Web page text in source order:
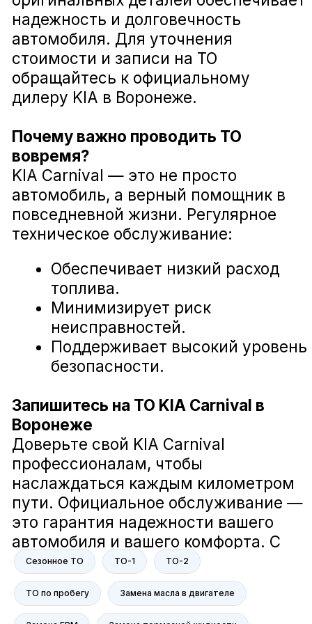
Замена свечей зажигания KIA Carnival
Диагностика ходовой части KIA Carnival
Сезонное ТО ТО-1 ТО-2
ТО по пробегу Замена масла в двигателе
и корректно.
Руководитель отдела сервиса компании
А-Драйв
Загорский Дмитрий
В компании А-Драйв мы заботимся
о вашем комфорте и безопасности
на дороге. Наша команда делает
всё возможное, чтобы ваш
автомобиль всегда был в отличном
состоянии. Мне действительно не
всё равно, и я гарантирую, что мы
решим все ваши вопросы с